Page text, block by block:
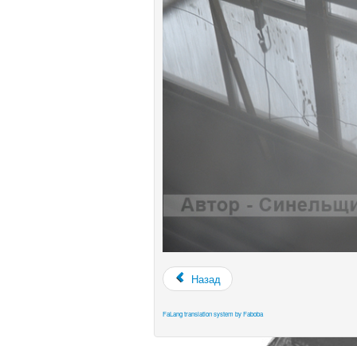
Назад
FaLang translation system by Faboba